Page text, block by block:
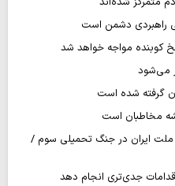
راهبردی دشمن است
کوبنده مواجه خواهد شد
می‌شود
گرفته شده است
مخاطبان است
ملت ایران در جنگ تحمیلی سوم /
جدی‌تری انجام دهد